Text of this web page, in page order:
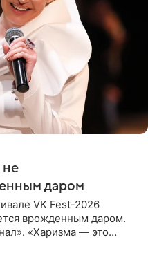
не
даром
VK Fest-2026
врожденным даром.
«Харизма — это